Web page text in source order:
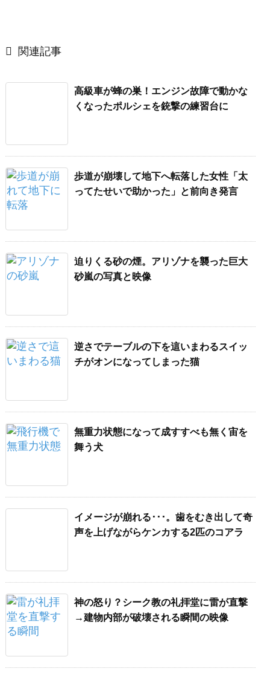
 関連記事
高級車が蜂の巣！エンジン故障で動かな
くなったポルシェを銃撃の練習台に
歩道が崩壊して地下へ転落した女性「太
ってたせいで助かった」と前向き発言
迫りくる砂の煙。アリゾナを襲った巨大
砂嵐の写真と映像
逆さでテーブルの下を這いまわるスイッ
チがオンになってしまった猫
無重力状態になって成すすべも無く宙を
舞う犬
イメージが崩れる･･･。歯をむき出して奇
声を上げながらケンカする2匹のコアラ
神の怒り？シーク教の礼拝堂に雷が直撃
→建物内部が破壊される瞬間の映像